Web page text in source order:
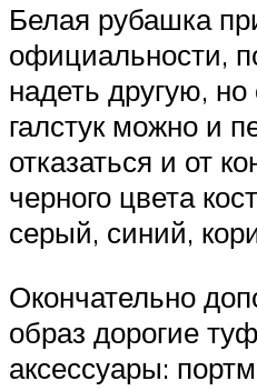
Белая рубашка
официальности,
надеть другую,
галстук можно и
отказаться и от
черного цвета
серый, синий,
Окончательно
образ дорогие
аксессуары: